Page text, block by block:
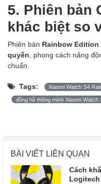
5. Phiên bản
khác biệt so
Phiên bản Rainbow Edition
quyền , phong cách năng
chuẩn.
Tags: Xiaomi Watch S4
đồng hồ thông minh Xiaomi Watch
BÀI VIẾT LIÊN QUAN
Cách
Logitech